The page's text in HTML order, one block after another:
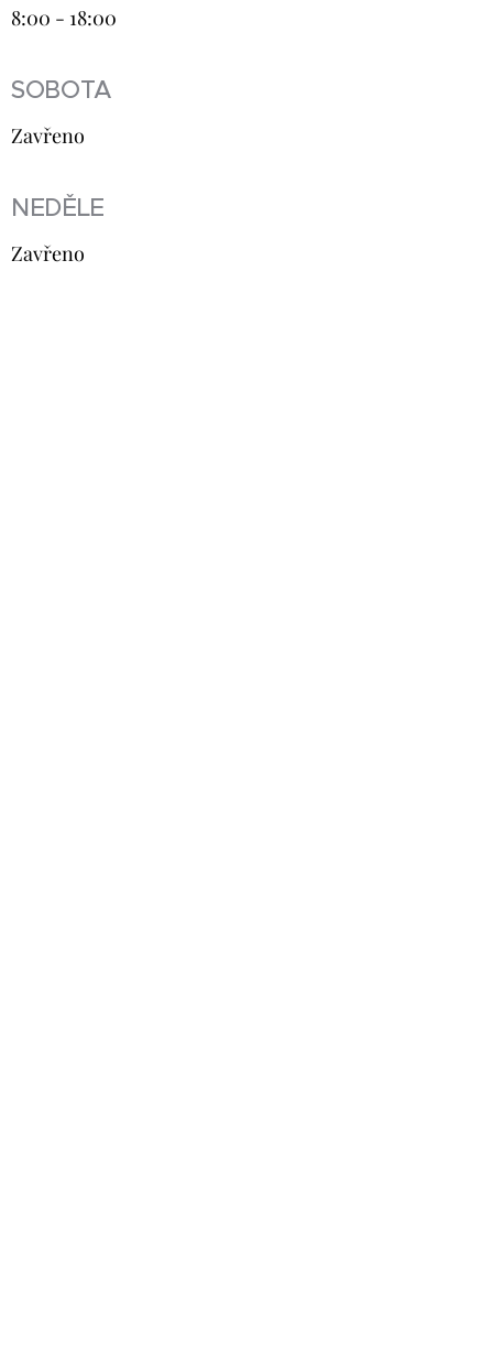
8:00 - 18:00
SOBOTA
Zavřeno
NEDĚLE
Zavřeno